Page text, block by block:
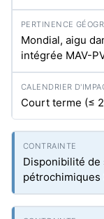
Mondial, aigu
intégrée MAV-
Court terme (≤
Disponibilité
pétrochimiques